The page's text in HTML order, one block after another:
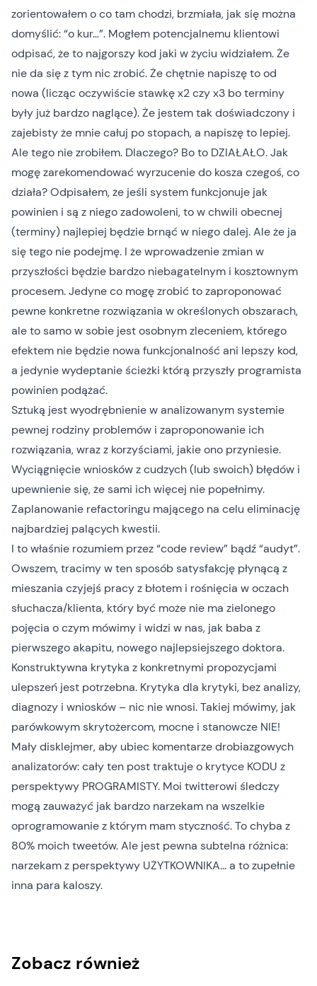
zorientowałem o co tam chodzi, brzmiała, jak się można
domyślić: “o kur…”. Mogłem potencjalnemu klientowi
odpisać, że to najgorszy kod jaki w życiu widziałem. Że
nie da się z tym nic zrobić. Że chętnie napiszę to od
nowa (licząc oczywiście stawkę x2 czy x3 bo terminy
były już bardzo naglące). Że jestem tak doświadczony i
zajebisty że mnie całuj po stopach, a napiszę to lepiej.
Ale tego nie zrobiłem. Dlaczego? Bo to DZIAŁAŁO. Jak
mogę zarekomendować wyrzucenie do kosza czegoś, co
działa? Odpisałem, że jeśli system funkcjonuje jak
powinien i są z niego zadowoleni, to w chwili obecnej
(terminy) najlepiej będzie brnąć w niego dalej. Ale że ja
się tego nie podejmę. I że wprowadzenie zmian w
przyszłości będzie bardzo niebagatelnym i kosztownym
procesem. Jedyne co mogę zrobić to zaproponować
pewne konkretne rozwiązania w określonych obszarach,
ale to samo w sobie jest osobnym zleceniem, którego
efektem nie będzie nowa funkcjonalność ani lepszy kod,
a jedynie wydeptanie ścieżki którą przyszły programista
powinien podążać.
Sztuką jest wyodrębnienie w analizowanym systemie
pewnej rodziny problemów i zaproponowanie ich
rozwiązania, wraz z korzyściami, jakie ono przyniesie.
Wyciągnięcie wniosków z cudzych (lub swoich) błędów i
upewnienie się, że sami ich więcej nie popełnimy.
Zaplanowanie refactoringu mającego na celu eliminację
najbardziej palących kwestii.
I to właśnie rozumiem przez “code review” bądź “audyt”.
Owszem, tracimy w ten sposób satysfakcję płynącą z
mieszania czyjejś pracy z błotem i rośnięcia w oczach
słuchacza/klienta, który być może nie ma zielonego
pojęcia o czym mówimy i widzi w nas, jak baba z
pierwszego akapitu, nowego najlepsiejszego doktora.
Konstruktywna krytyka z konkretnymi propozycjami
ulepszeń jest potrzebna. Krytyka dla krytyki, bez analizy,
diagnozy i wniosków – nic nie wnosi. Takiej mówimy, jak
parówkowym skrytożercom, mocne i stanowcze NIE!
Mały disklejmer, aby ubiec komentarze drobiazgowych
analizatorów: cały ten post traktuje o krytyce KODU z
perspektywy PROGRAMISTY. Moi twitterowi śledczy
mogą zauważyć jak bardzo narzekam na wszelkie
oprogramowanie z którym mam styczność. To chyba z
80% moich tweetów. Ale jest pewna subtelna różnica:
narzekam z perspektywy UŻYTKOWNIKA… a to zupełnie
inna para kaloszy.
Zobacz również